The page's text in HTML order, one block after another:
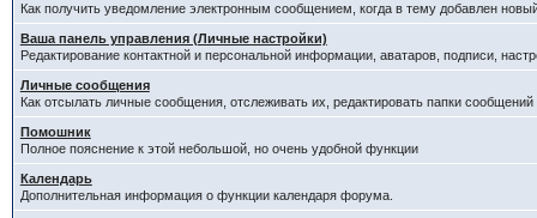
Как получить уведомление электронным сообщением, когда в тему добавлен
Ваша панель управления (Личные настройки)
Редактирование контактной и персональной информации, аватаров, подписи,
Личные сообщения
Как отсылать личные сообщения, отслеживать их, редактировать папки
Помошник
Полное пояснение к этой небольшой, но очень удобной функции
Календарь
Дополнительная информация о функции календаря форума.